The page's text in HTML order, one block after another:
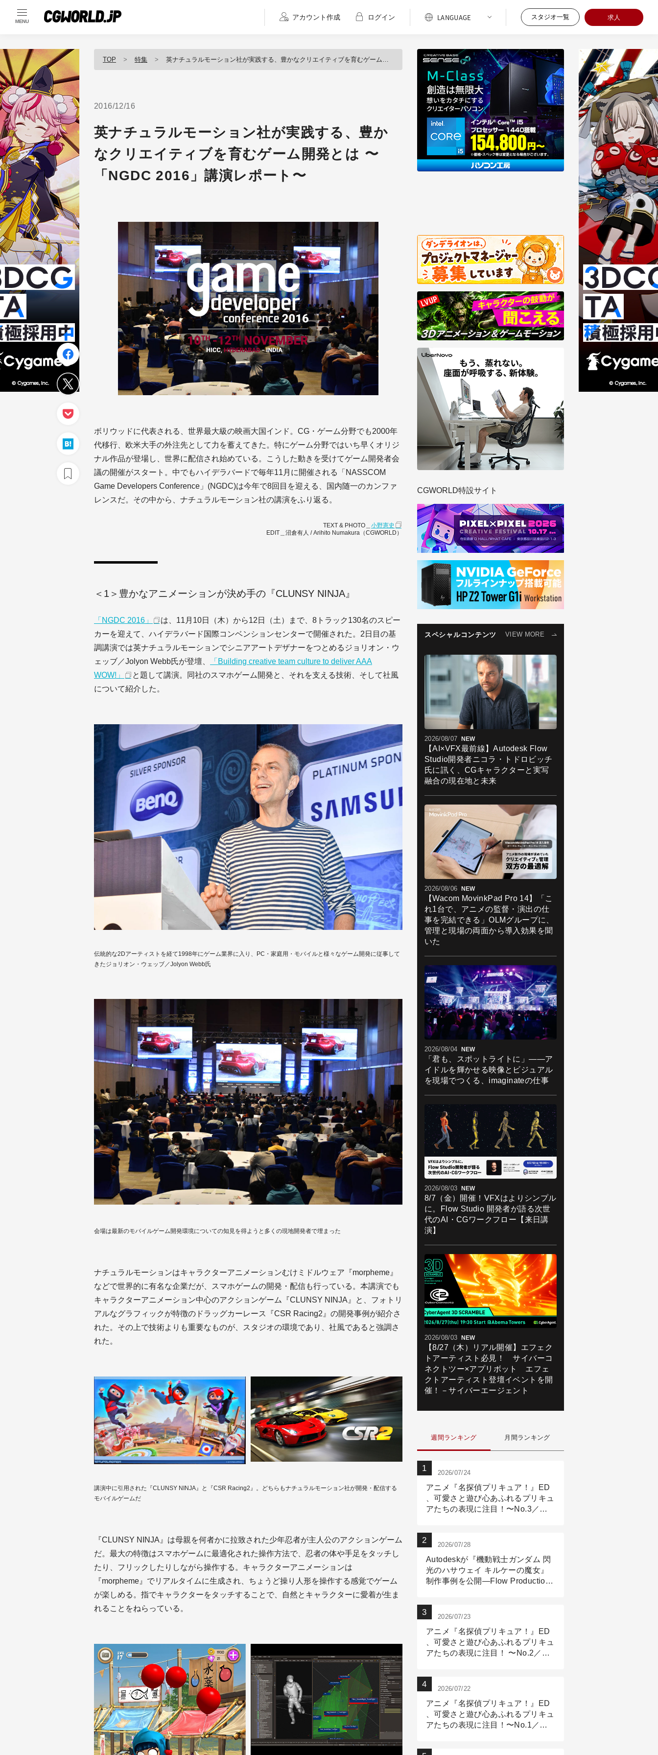
MENU
アカウント作成 ログイン スタジオ一覧 求人
TOP 特集 英ナチュラルモーション社が実践する、豊かなクリエイティブを育むゲーム開発とは 〜「NGDC 2016」講演レポート〜
2016/12/16
英ナチュラルモーション社が実践する、豊か
なクリエイティブを育むゲーム開発とは 〜
「NGDC 2016」講演レポート〜
ボリウッドに代表される、世界最大級の映画大国インド。CG・ゲーム分野でも2000年
代移行、欧米大手の外注先として力を蓄えてきた。特にゲーム分野ではいち早くオリジ
ナル作品が登場し、世界に配信され始めている。こうした動きを受けてゲーム開発者会
議の開催がスタート。中でもハイデラバードで毎年11月に開催される「NASSCOM
Game Developers Conference」(NGDC)は今年で8回目を迎える、国内随一のカンファ
レンスだ。その中から、ナチュラルモーション社の講演をふり返る。
TEXT & PHOTO＿ 小野憲史
EDIT＿沼倉有人 / Arihito Numakura（CGWORLD）
＜1＞豊かなアニメーションが決め手の『CLUNSY NINJA』
「NGDC 2016」
は、11月10日（木）から12日（土）まで、8トラック130名のスピー
カーを迎えて、ハイデラバード国際コンベンションセンターで開催された。2日目の基
調講演では英ナチュラルモーションでシニアアートデザナーをつとめるジョリオン・ウ
ェッブ／Jolyon Webb氏が登壇、
「Building creative team culture to deliver AAA
WOW!」
と題して講演。同社のスマホゲーム開発と、それを支える技術、そして社風
について紹介した。
伝統的な2Dアーティストを経て1998年にゲーム業界に入り、PC・家庭用・モバイルと様々なゲーム開発に従事して
きたジョリオン・ウェッブ／Jolyon Webb氏
会場は最新のモバイルゲーム開発環境についての知見を得ようと多くの現地開発者で埋まった
ナチュラルモーションはキャラクターアニメーションむけミドルウェア『morpheme』
などで世界的に有名な企業だが、スマホゲームの開発・配信も行っている。本講演でも
キャラクターアニメーション中心のアクションゲーム『CLUNSY NINJA』と、フォトリ
アルなグラフィックが特徴のドラッグカーレース『CSR Racing2』の開発事例が紹介さ
れた。その上で技術よりも重要なものが、スタジオの環境であり、社風であると強調さ
れた。
講演中に引用された『CLUNSY NINJA』と『CSR Racing2』。どちらもナチュラルモーション社が開発・配信する
モバイルゲームだ
『CLUNSY NINJA』は母親を何者かに拉致された少年忍者が主人公のアクションゲーム
だ。最大の特徴はスマホゲームに最適化された操作方法で、忍者の体や手足をタッチし
たり、フリックしたりしながら操作する。キャラクターアニメーションは
『morpheme』でリアルタイムに生成され、ちょうど操り人形を操作する感覚でゲーム
が楽しめる。指でキャラクターをタッチすることで、自然とキャラクターに愛着が生ま
れることをねらっている。
CGWORLD特設サイト
スペシャルコンテンツ VIEW MORE
2026/08/07 NEW
【AI×VFX最前線】Autodesk Flow
Studio開発者ニコラ・トドロビッチ
氏に訊く、CGキャラクターと実写
融合の現在地と未来
2026/08/06 NEW
【Wacom MovinkPad Pro 14】「こ
れ1台で、アニメの監督・演出の仕
事を完結できる」OLMグループに、
管理と現場の両面から導入効果を聞
いた
2026/08/04 NEW
「君も、スポットライトに」――ア
イドルを輝かせる映像とビジュアル
を現場でつくる、imaginateの仕事
2026/08/03 NEW
8/7（金）開催！VFXはよりシンプル
に。Flow Studio 開発者が語る次世
代のAI・CGワークフロー【来日講
演】
2026/08/03 NEW
【8/27（木）リアル開催】エフェク
トアーティスト必見！ サイバーコ
ネクトツー×アプリボット エフェ
クトアーティスト登壇イベントを開
催！－サイバーエージェント
週間ランキング 月間ランキング
2026/07/24
アニメ『名探偵プリキュア！』ED
、可愛さと遊び心あふれるプリキュ
アたちの表現に注目！〜No.3／ア
2026/07/28
Autodeskが『機動戦士ガンダム 閃
光のハサウェイ キルケーの魔女』
制作事例を公開―Flow Production
2026/07/23
アニメ『名探偵プリキュア！』ED
、可愛さと遊び心あふれるプリキュ
アたちの表現に注目！ 〜No.2／モ
2026/07/22
アニメ『名探偵プリキュア！』ED
、可愛さと遊び心あふれるプリキュ
アたちの表現に注目！〜No.1／演